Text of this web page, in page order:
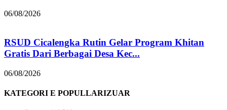
06/08/2026
RSUD Cicalengka Rutin Gelar Program Khitan
Gratis Dari Berbagai Desa Kec...
06/08/2026
KATEGORI E POPULLARIZUAR